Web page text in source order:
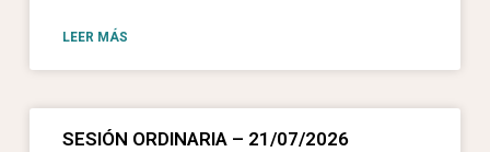
LEER MÁS
SESIÓN ORDINARIA – 21/07/2026